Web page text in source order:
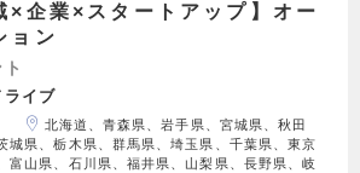
企業×スタートアップ】オー
ョン
ライブ
北海道、青森県、岩手県、宮城県、秋田
城県、栃木県、群馬県、埼玉県、千葉県、東京
富山県、石川県、福井県、山梨県、長野県、岐